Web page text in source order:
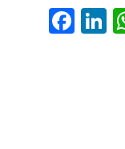
Fa
ce
Li